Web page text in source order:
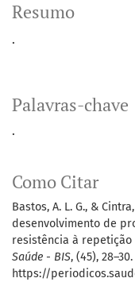
Palavras-chave
.
Como Citar
Bastos, A. L. G., &
desenvolvimento de
resistência à repetição
Saúde - BIS, (45),
https://
Resumo
.